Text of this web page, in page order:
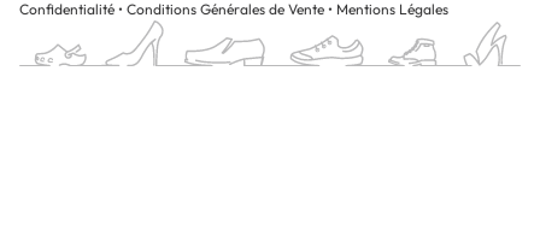
Confidentialité • Conditions Générales de Vente • Mentions Légales